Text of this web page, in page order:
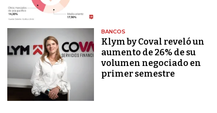
BANCOS
Klym by Coval reveló un
aumento de 26% de su
volumen negociado en
primer semestre